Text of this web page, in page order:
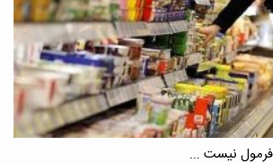
فرمول نیست ...